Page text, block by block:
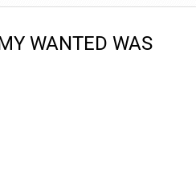
WANTED WAS